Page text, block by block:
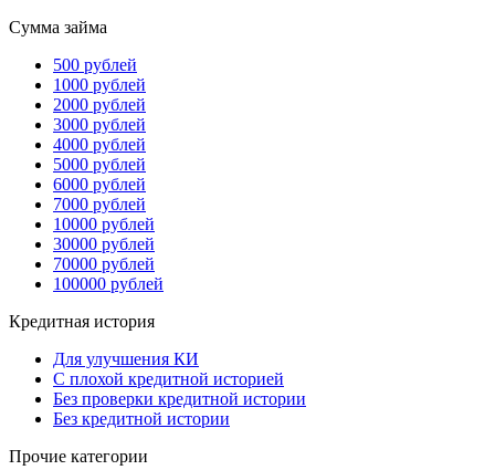
Сумма займа
500 рублей
1000 рублей
2000 рублей
3000 рублей
4000 рублей
5000 рублей
6000 рублей
7000 рублей
10000 рублей
30000 рублей
70000 рублей
100000 рублей
Кредитная история
Для улучшения КИ
С плохой кредитной историей
Без проверки кредитной истории
Без кредитной истории
Прочие категории